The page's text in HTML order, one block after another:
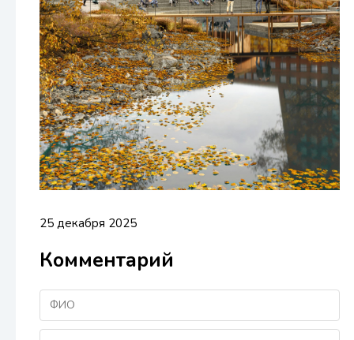
25 декабря 2025
Комментарий